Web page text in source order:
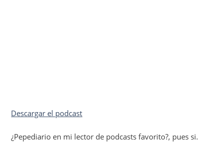
Descargar el podcast
¿Pepediario en mi lector de podcasts favorito?, pues si.